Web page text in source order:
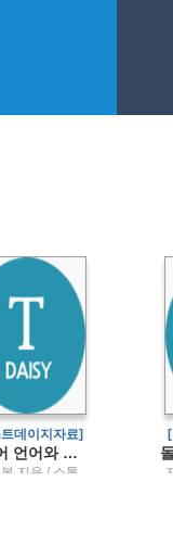
데이지자료]
미디어 언어와 문화
지음 / 소통